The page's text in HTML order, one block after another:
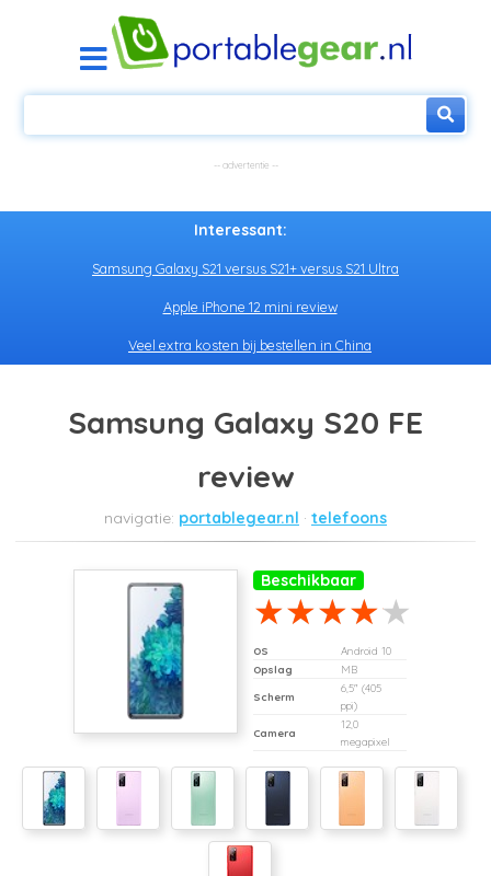
Interessant:
Samsung Galaxy S21 versus S21+ versus S21 Ultra
Apple iPhone 12 mini review
Veel extra kosten bij bestellen in China
Samsung Galaxy S20 FE
review
portablegear.nl telefoons
Beschikbaar
OS
Android 10
Opslag
MB
Scherm
6,5" (405
ppi)
Camera
12,0
megapixel